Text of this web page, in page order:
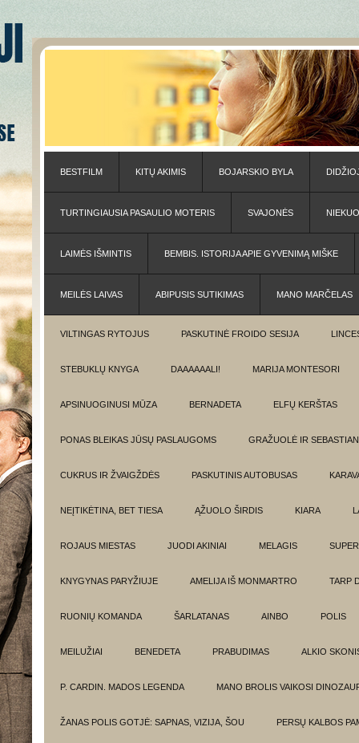
BESTFILM KITŲ AKIMIS BOJARSKIO BYLA
TURTINGIAUSIA PASAULIO MOTERIS SVAJONĖS
LAIMĖS IŠMINTIS BEMBIS. ISTORIJA APIE GYVENIMĄ MIŠKE
MEILĖS LAIVAS ABIPUSIS SUTIKIMAS MANO MARČELAS
VILTINGAS RYTOJUS PASKUTINĖ FROIDO SESIJA
STEBUKLŲ KNYGA DAAAAAALI! MARIJA MONTESORI
APSINUOGINUSI MŪZA BERNADETA ELFŲ KERŠTAS
PONAS BLEIKAS JŪSŲ PASLAUGOMS GRAŽUOLĖ IR
CUKRUS IR ŽVAIGŽDĖS PASKUTINIS AUTOBUSAS
NEĮTIKĖTINA, BET TIESA ĄŽUOLO ŠIRDIS KIARA
ROJAUS MIESTAS JUODI AKINIAI MELAGIS
KNYGYNAS PARYŽIUJE AMELIJA IŠ MONMARTRO TARP
RUONIŲ KOMANDA ŠARLATANAS AINBO POLIS
MEILUŽIAI BENEDETA PRABUDIMAS ALKIO
P. CARDIN. MADOS LEGENDA MANO BROLIS VAIKOSI
ŽANAS POLIS GOTJĖ: SAPNAS, VIZIJA, ŠOU PERSŲ KALBOS